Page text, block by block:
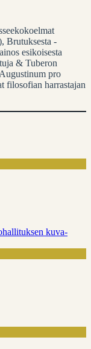
Brutuksesta -
esikoisesta
& Tuberon
pro
filosofian harrastajan